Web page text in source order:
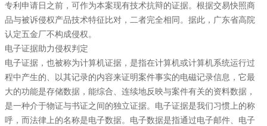
专利申请日之前，可作为本案现有技术抗辩的证据。根据交易快照商
品与被诉侵权产品技术特征比对，二者完全相同。据此，广东省高院
认定五金厂不构成侵权。
电子证据助力侵权判定
电子证据，也被称为计算机证据，是指在计算机或计算机系统运行过
程中产生的、以其记录的内容来证明案件事实的电磁记录信息，它最
大的功能是存储数据，能综合、连续地反映与案件有关的资料数据，
是一种介于物证与书证之间的独立证据。电子证据是我们习惯上的称
呼，而法律上的名称是电子数据。电子数据是指通过电子邮件、电子